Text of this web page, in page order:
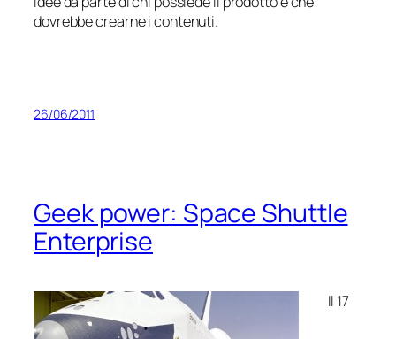
dovrebbe crearne i contenuti.
26/06/2011
Geek power: Space Shuttle
Enterprise
Il 17